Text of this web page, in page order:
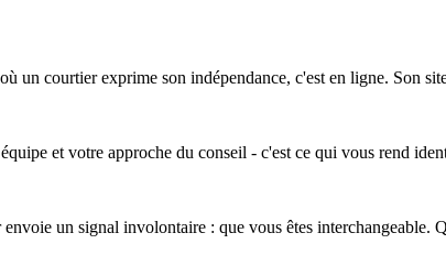
un courtier exprime son indépendance, c'est en ligne. Son
et votre approche du conseil - c'est ce qui vous rend
un signal involontaire : que vous êtes interchangeable.